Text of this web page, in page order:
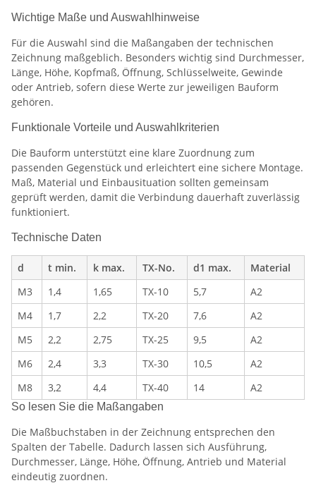
Wichtige Maße und Auswahlhinweise
Für die Auswahl sind die Maßangaben der technischen
Zeichnung maßgeblich. Besonders wichtig sind Durchmesser,
Länge, Höhe, Kopfmaß, Öffnung, Schlüsselweite, Gewinde
oder Antrieb, sofern diese Werte zur jeweiligen Bauform
gehören.
Funktionale Vorteile und Auswahlkriterien
Die Bauform unterstützt eine klare Zuordnung zum
passenden Gegenstück und erleichtert eine sichere Montage.
Maß, Material und Einbausituation sollten gemeinsam
geprüft werden, damit die Verbindung dauerhaft zuverlässig
funktioniert.
Technische Daten
d t min. k max. TX-No. d1 max.
Material
M3
1,4 1,65 TX-10 5,7
A2
M4
1,7 2,2 TX-20 7,6
A2
M5
2,2 2,75 TX-25 9,5
A2
M6
2,4 3,3 TX-30 10,5
A2
M8
3,2 4,4 TX-40 14 A2
So lesen Sie die Maßangaben
Die Maßbuchstaben in der Zeichnung entsprechen den
Spalten der Tabelle. Dadurch lassen sich Ausführung,
Durchmesser, Länge, Höhe, Öffnung, Antrieb und Material
eindeutig zuordnen.